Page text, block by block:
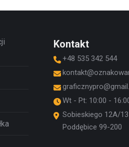
Kontakt
+48 535 342 544
Wt - Pt: 10:00 -
Sobieskiego 12A/13
Poddębice 99-200